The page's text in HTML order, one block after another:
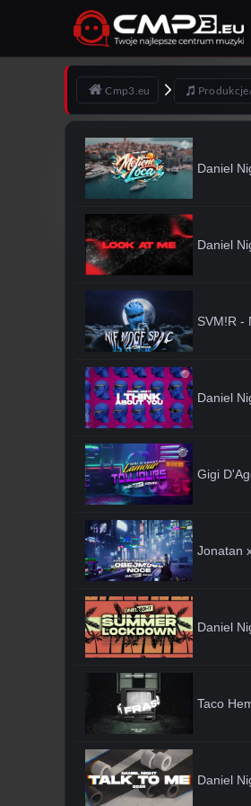
Cmp3.eu
Daniel
Daniel
SVM!R -
Daniel
Gigi
Jonatan
Daniel
Taco
Daniel